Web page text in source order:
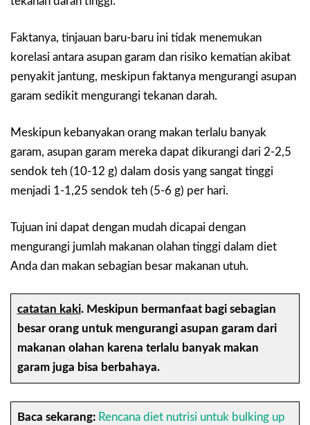
Faktanya, tinjauan baru-baru ini tidak menemukan
korelasi antara asupan garam dan risiko kematian akibat
penyakit jantung, meskipun faktanya mengurangi asupan
garam sedikit mengurangi tekanan darah.
Meskipun kebanyakan orang makan terlalu banyak
garam, asupan garam mereka dapat dikurangi dari 2-2,5
sendok teh (10-12 g) dalam dosis yang sangat tinggi
menjadi 1-1,25 sendok teh (5-6 g) per hari.
Tujuan ini dapat dengan mudah dicapai dengan
mengurangi jumlah makanan olahan tinggi dalam diet
Anda dan makan sebagian besar makanan utuh.
catatan kaki. Meskipun bermanfaat bagi sebagian
besar orang untuk mengurangi asupan garam dari
makanan olahan karena terlalu banyak makan
garam juga bisa berbahaya.
Baca sekarang: Rencana diet nutrisi untuk bulking up